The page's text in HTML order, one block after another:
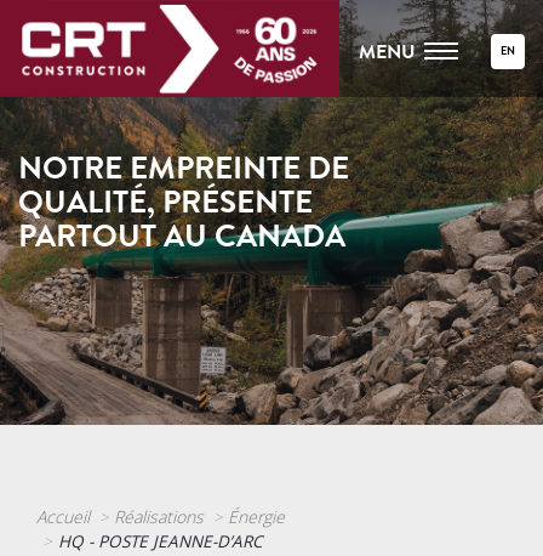
MENU EN
NOTRE EMPREINTE DE
QUALITÉ, PRÉSENTE
PARTOUT AU CANADA
Accueil Réalisations Énergie
HQ - POSTE JEANNE-D’ARC